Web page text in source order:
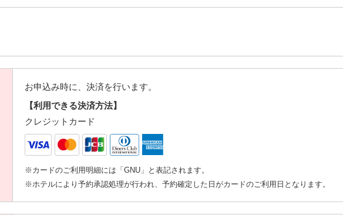
お申込み時に、決済を行います。
【利用できる決済方法】
クレジットカード
※カードのご利用明細には「GNU」と表記されます。
※ホテルにより予約承認処理が行われ、予約確定した日がカードのご利用日となります。